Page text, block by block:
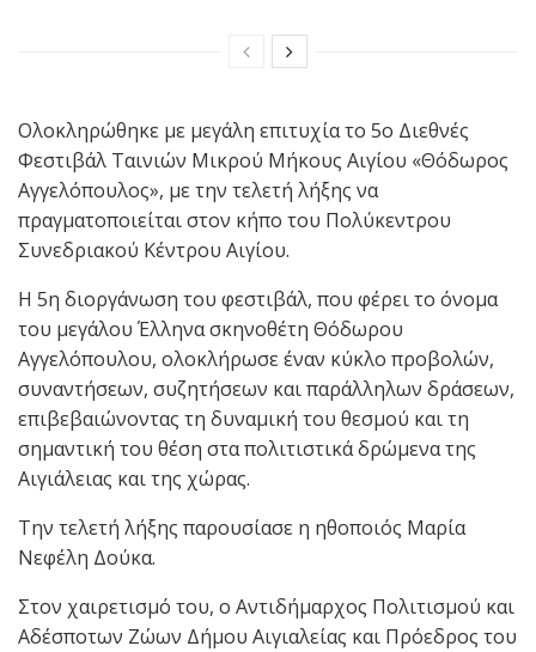
Ολοκληρώθηκε με μεγάλη επιτυχία το 5ο Διεθνές
Φεστιβάλ Ταινιών Μικρού Μήκους Αιγίου «Θόδωρος
Αγγελόπουλος», με την τελετή λήξης να
πραγματοποιείται στον κήπο του Πολύκεντρου
Συνεδριακού Κέντρου Αιγίου.
Η 5η διοργάνωση του φεστιβάλ, που φέρει το όνομα
του μεγάλου Έλληνα σκηνοθέτη Θόδωρου
Αγγελόπουλου, ολοκλήρωσε έναν κύκλο προβολών,
συναντήσεων, συζητήσεων και παράλληλων δράσεων,
επιβεβαιώνοντας τη δυναμική του θεσμού και τη
σημαντική του θέση στα πολιτιστικά δρώμενα της
Αιγιάλειας και της χώρας.
Την τελετή λήξης παρουσίασε η ηθοποιός Μαρία
Νεφέλη Δούκα.
Στον χαιρετισμό του, ο Αντιδήμαρχος Πολιτισμού και
Αδέσποτων Ζώων Δήμου Αιγιαλείας και Πρόεδρος του